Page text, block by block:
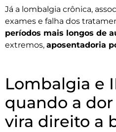
Já a lombalgia crônica,
exames e falha dos
períodos mais longos de
extremos, aposentadoria
Lombalgia e
quando a dor
vira direito a